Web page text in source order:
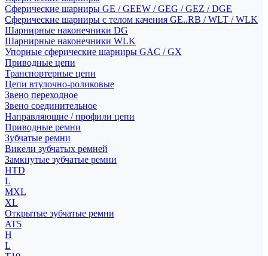
Сферические шарниры GE / GEEW / GEG / GEZ / DGE
Сферические шарниры с телом качения GE..RB / WLT / WLK
Шарнирные наконечники DG
Шарнирные наконечники WLK
Упорные сферические шарниры GAC / GX
Приводные цепи
Транспортерные цепи
Цепи втулочно-роликовые
Звено переходное
Звено соединительное
Направляющие / профили цепи
Приводные ремни
Зубчатые ремни
Викели зубчатых ремней
Замкнутые зубчатые ремни
HTD
L
MXL
XL
Открытые зубчатые ремни
AT5
H
L